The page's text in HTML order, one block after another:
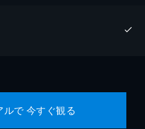
で 今すぐ観る